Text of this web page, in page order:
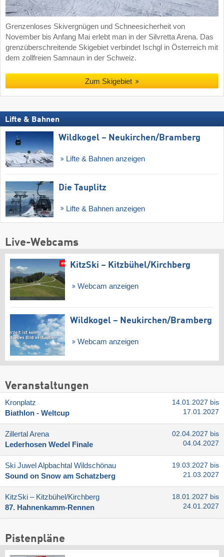
Grenzenloses Skivergnügen und Schneesicherheit von
November bis Anfang Mai erlebt man in der Silvretta Arena. Das
grenzüberschreitende Skigebiet verbindet Ischgl in Österreich mit
dem zollfreien Samnaun in der Schweiz.
Zum Skigebiet
Lifte & Bahnen
Wildkogel – Neukirchen/​Bramberg
Lifte & Bahnen anzeigen
Die Tauplitz
Lifte & Bahnen anzeigen
Live-Webcams
KitzSki – Kitzbühel/​Kirchberg
Webcam anzeigen
Wildkogel – Neukirchen/​Bramberg
Webcam anzeigen
Veranstaltungen
Kronplatz
Biathlon - Weltcup
14.01.2027 bis
17.01.2027
Zillertal Arena
Lederhosen Wedel Finale
02.04.2027 bis
04.04.2027
Ski Juwel Alpbachtal Wildschönau
Sound on Snow am Schatzberg
19.03.2027 bis
21.03.2027
KitzSki – Kitzbühel/​Kirchberg
87. Hahnenkamm-Rennen
18.01.2027 bis
24.01.2027
Pistenpläne